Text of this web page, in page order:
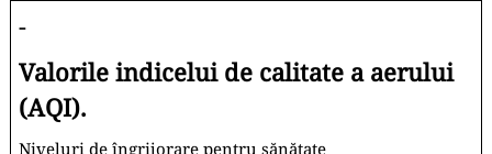
-
Valorile indicelui de calitate a aerului
(AQI).
Niveluri de îngrijorare pentru sănătate